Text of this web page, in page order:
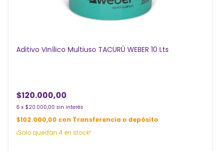
Aditivo Vinílico Multiuso TACURÚ WEBER 10 Lts
$120.000,00
6 x $20.000,00 sin interés
$102.000,00 con Transferencia o depósito
¡Solo quedan 4en stock!